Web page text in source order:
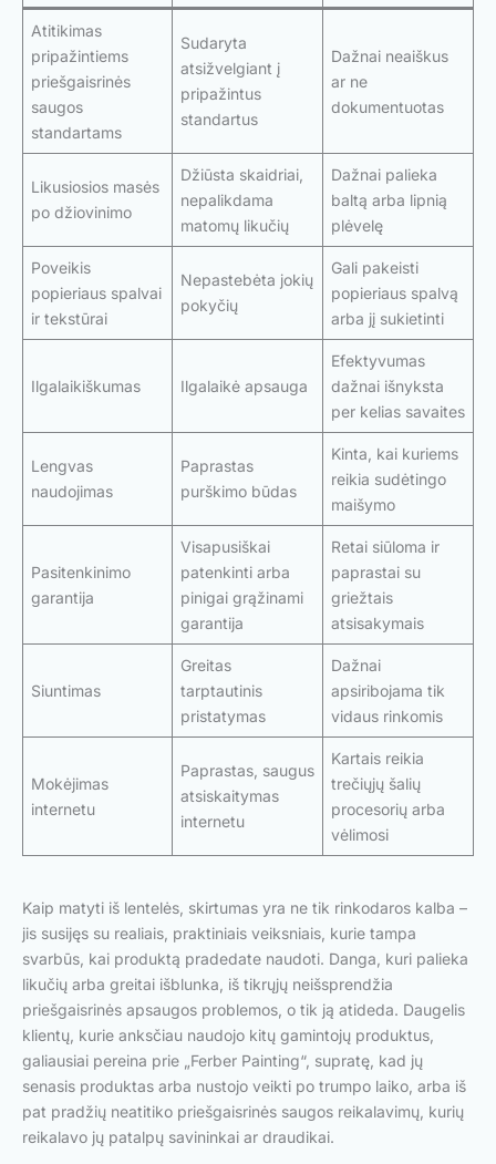
Atitikimas
pripažintiems
priešgaisrinės
saugos
standartams
Sudaryta
atsižvelgiant į
pripažintus
standartus
Dažnai neaiškus
ar ne
dokumentuotas
Likusiosios masės
po džiovinimo
Džiūsta skaidriai,
nepalikdama
matomų likučių
Dažnai palieka
baltą arba lipnią
plėvelę
Poveikis
popieriaus spalvai
ir tekstūrai
Nepastebėta jokių
pokyčių
Gali pakeisti
popieriaus spalvą
arba jį sukietinti
Ilgalaikiškumas Ilgalaikė apsauga
Efektyvumas
dažnai išnyksta
per kelias savaites
Lengvas
naudojimas
Paprastas
purškimo būdas
Kinta, kai kuriems
reikia sudėtingo
maišymo
Pasitenkinimo
garantija
Visapusiškai
patenkinti arba
pinigai grąžinami
garantija
Retai siūloma ir
paprastai su
griežtais
atsisakymais
Siuntimas
Greitas
tarptautinis
pristatymas
Dažnai
apsiribojama tik
vidaus rinkomis
Mokėjimas
internetu
Paprastas, saugus
atsiskaitymas
internetu
Kartais reikia
trečiųjų šalių
procesorių arba
vėlimosi
Kaip matyti iš lentelės, skirtumas yra ne tik rinkodaros kalba –
jis susijęs su realiais, praktiniais veiksniais, kurie tampa
svarbūs, kai produktą pradedate naudoti. Danga, kuri palieka
likučių arba greitai išblunka, iš tikrųjų neišsprendžia
priešgaisrinės apsaugos problemos, o tik ją atideda. Daugelis
klientų, kurie anksčiau naudojo kitų gamintojų produktus,
galiausiai pereina prie „Ferber Painting“, supratę, kad jų
senasis produktas arba nustojo veikti po trumpo laiko, arba iš
pat pradžių neatitiko priešgaisrinės saugos reikalavimų, kurių
reikalavo jų patalpų savininkai ar draudikai.